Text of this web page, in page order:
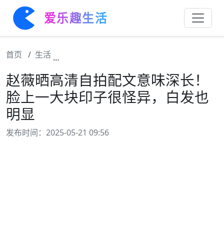
爱乐趣生活
首页 生活
赵薇晒高清自拍配文意味深长！
脸上一大块印子很怪异，白发也
明显
发布时间：2025-05-21 09:56